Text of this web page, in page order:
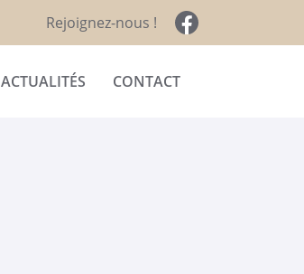
Rejoignez-nous !
ACTUALITÉS CONTACT